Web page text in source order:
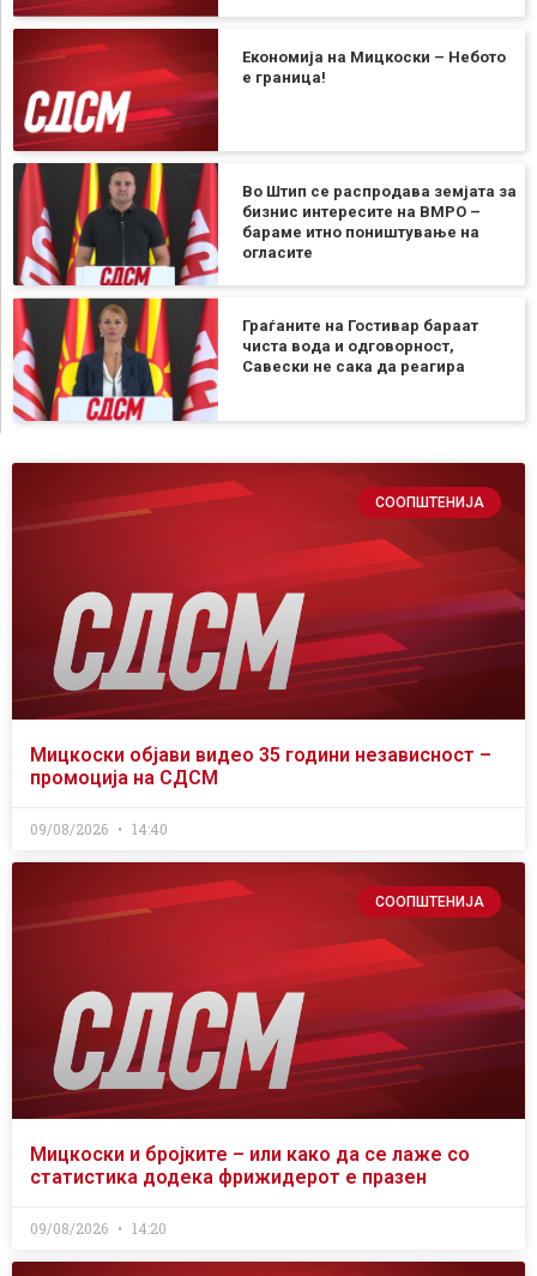
Економија на Мицкоски – Небото
е граница!
Во Штип се распродава земјата за
бизнис интересите на ВМРО –
бараме итно поништување на
огласите
Граѓаните на Гостивар бараат
чиста вода и одговорност,
Савески не сака да реагира
СООПШТЕНИЈА
Мицкоски објави видео 35 години независност –
промоција на СДСМ
09/08/2026 14:40
СООПШТЕНИЈА
Мицкоски и бројките – или како да се лаже со
статистика додека фрижидерот е празен
09/08/2026 14:20